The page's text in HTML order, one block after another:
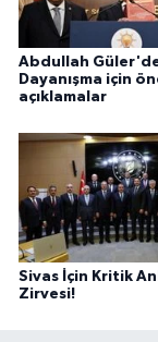
Abdullah
Dayanışma için
açıklamalar
Sivas İçin Kritik
Zirvesi!